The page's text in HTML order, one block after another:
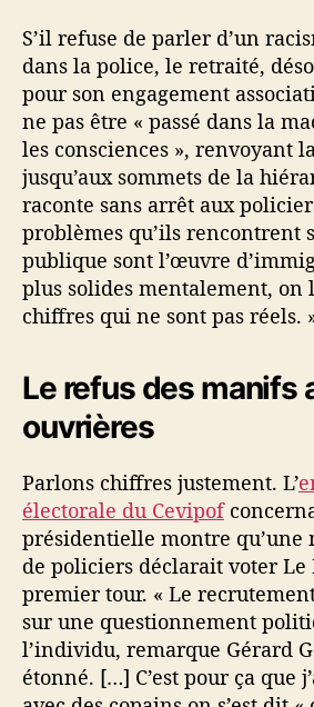
S’il refuse de parler d’un
dans la police, le retraité,
pour son engagement
ne pas être « passé dans la
les consciences », renvoyant
jusqu’aux sommets de la
raconte sans arrêt aux
problèmes qu’ils rencontrent
publique sont l’œuvre
plus solides mentalement, on
chiffres qui ne sont pas réels.
Le refus des manifs
ouvrières
Parlons chiffres justement. L’
électorale du Cevipof
présidentielle montre qu’une
de policiers déclarait voter Le
premier tour. « Le
sur une questionnement
l’individu, remarque Gérard
étonné. […] C’est pour ça que